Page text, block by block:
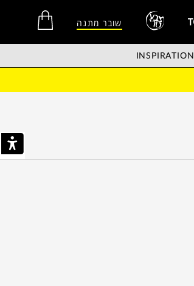
שובר מתנה
INSPIRATION